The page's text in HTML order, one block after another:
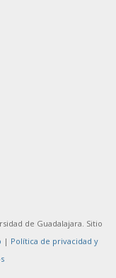
de Guadalajara. Sitio
| Política de privacidad y